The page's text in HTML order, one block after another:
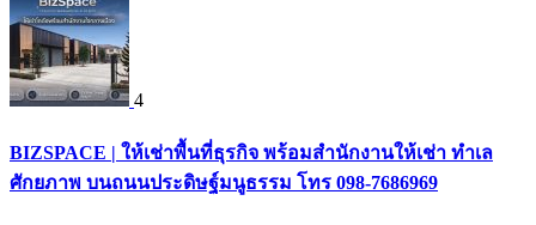
4
BIZSPACE | ให้เช่าพื้นที่ธุรกิจ พร้อมสำนักงานให้เช่า ทำเล
ศักยภาพ บนถนนประดิษฐ์มนูธรรม โทร 098-7686969